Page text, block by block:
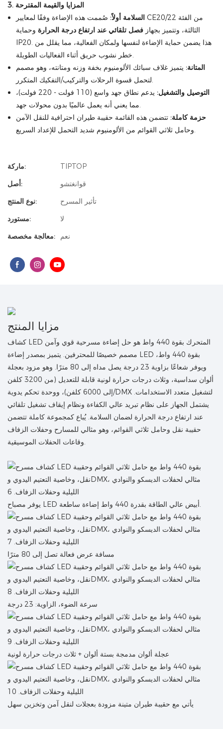
3. المزايا والقيمة المقترحة
السلامة أولاً: صُممت هذه الإضاءة وفقًا لمعايير CE20/22 من الفئة
الثالثة، وتتميز بجهازفصل تلقائي عند ارتفاع درجة الحرارة وحماية
IP20. هذا يضمن حماية الإضاءة لنفسها ولمكان الفعالية، مما يقلل من
خطر نشوب حريق أثناء الفعاليات الطويلة.
المتانة: يتميز غلاف سبائك الألومنيوم بخفة وزنه ومتانته، وهو مصمم
لتحمل قسوة الرحلات والتركيب/التفكيك المتكرر.
التوصيل والتشغيل:
يدعم نطاق جهد واسع (110 فولت - 220 فولت)،
مما يعني أنه يعمل عالميًا بدون محولات جهد.
حزمة كاملة: تتضمن هذه القائمة حقيبة طيران احترافية للنقل الآمن
وحامل ثلاثي القوائم من الألومنيوم شديد التحمل للإعداد السريع.
ماركة:
TIPTOP
أصل:
قوانغتشو
نوع المنتج:
تأثير المسرح
مستورد:
لا
معالجة مخصصة:
نعم
مزايا المنتج
كشاف LED المتحرك بقوة 440 واط هو حل إضاءة مسرحية قوي وآمن
مصمم خصيصًا للمحترفين. يتميز بمصدر إضاءة LED بقوة 440 واط،
ويوفر شعاعًا بزاوية 23 درجة يصل مداه إلى 80 مترًا. وهو مزود بعجلة
ألوان سداسية، وثلاث درجات حرارة لونية قابلة للتعديل (من 3200 كلفن
إلى 6000 كلفن)، ووحدة تحكم يدوية/DMX لتشغيل متعدد الاستخدامات.
يشتمل الجهاز على نظام تبريد عالي الكفاءة ونظام إيقاف تشغيل تلقائي
عند ارتفاع درجة الحرارة لضمان السلامة. يُباع كمجموعة كاملة تتضمن
حقيبة نقل وحامل ثلاثي القوائم، وهو مثالي للمسارح وحفلات الزفاف
وقاعات الحفلات الموسيقية.
يوفر مصباح LED أبيض عالي الطاقة بقدرة 440 واط إضاءة ساطعة.
مسافة عرض فعالة تصل إلى 80 مترًا
سرعة الضوء، الزاوية: 23 درجة
عجلة ألوان مدمجة بستة ألوان + ثلاث درجات حرارة لونية
يأتي مع حقيبة طيران متينة مزودة بعجلات لنقل آمن وتخزين سهل